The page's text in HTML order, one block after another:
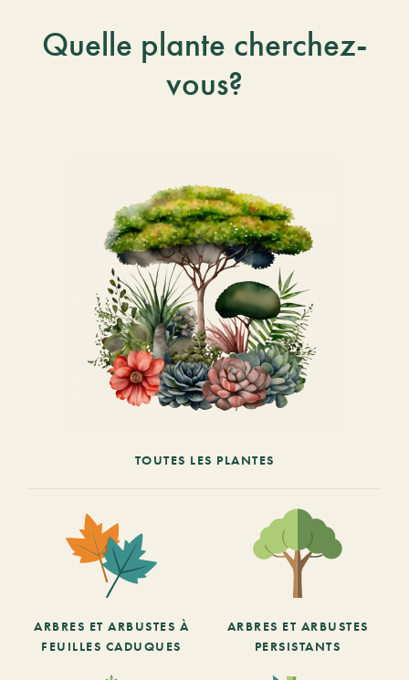
Quelle plante cherchez-
vous?
TOUTES LES PLANTES
ARBRES ET ARBUSTES À
FEUILLES CADUQUES
ARBRES ET ARBUSTES
PERSISTANTS